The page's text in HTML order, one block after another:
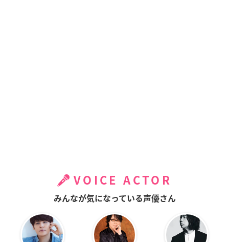
VOICE ACTOR
みんなが気になっている声優さん